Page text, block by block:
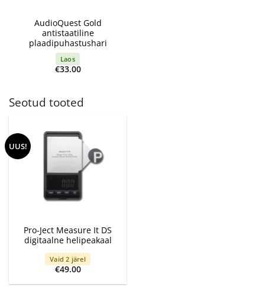
AudioQuest Gold
antistaatiline
plaadipuhastushari
Laos
€33.00
Seotud tooted
UUS!
Pro-Ject Measure It DS
digitaalne helipeakaal
Vaid 2 järel
€49.00